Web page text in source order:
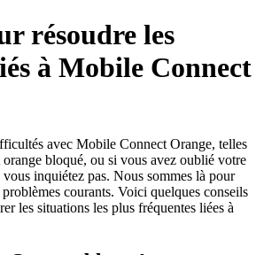
résoudre les
à Mobile Connect
avec Mobile Connect Orange, telles
bloqué, ou si vous avez oublié votre
inquiétez pas. Nous sommes là pour
courants. Voici quelques conseils
les situations les plus fréquentes liées à